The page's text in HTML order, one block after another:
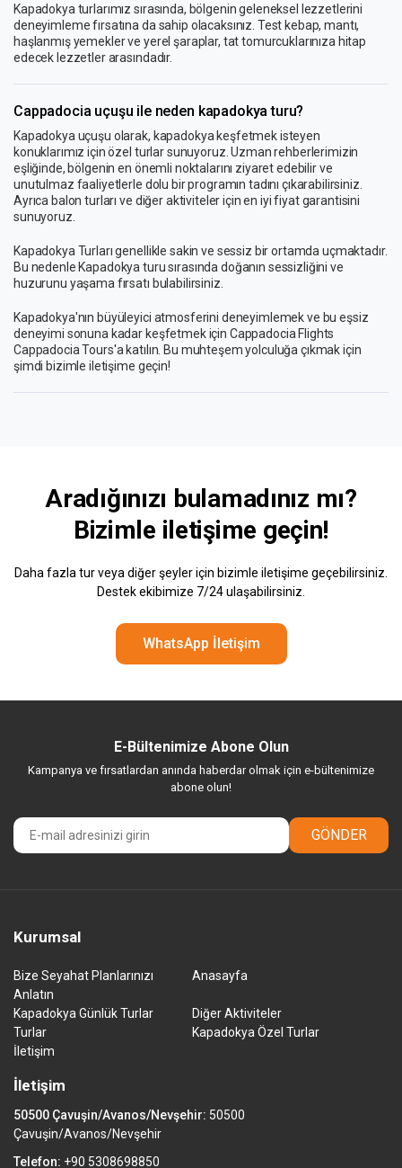
Kapadokya turlarımız sırasında, bölgenin geleneksel lezzetlerini
deneyimleme fırsatına da sahip olacaksınız. Test kebap, mantı,
haşlanmış yemekler ve yerel şaraplar, tat tomurcuklarınıza hitap
edecek lezzetler arasındadır.
Cappadocia uçuşu ile neden kapadokya turu?
Kapadokya uçuşu olarak, kapadokya keşfetmek isteyen
konuklarımız için özel turlar sunuyoruz. Uzman rehberlerimizin
eşliğinde, bölgenin en önemli noktalarını ziyaret edebilir ve
unutulmaz faaliyetlerle dolu bir programın tadını çıkarabilirsiniz.
Ayrıca balon turları ve diğer aktiviteler için en iyi fiyat garantisini
sunuyoruz.
Kapadokya Turları genellikle sakin ve sessiz bir ortamda uçmaktadır.
Bu nedenle Kapadokya turu sırasında doğanın sessizliğini ve
huzurunu yaşama fırsatı bulabilirsiniz.
Kapadokya'nın büyüleyici atmosferini deneyimlemek ve bu eşsiz
deneyimi sonuna kadar keşfetmek için Cappadocia Flights
Cappadocia Tours'a katılın. Bu muhteşem yolculuğa çıkmak için
şimdi bizimle iletişime geçin!
Aradığınızı bulamadınız mı?
Bizimle iletişime geçin!
Daha fazla tur veya diğer şeyler için bizimle iletişime geçebilirsiniz.
Destek ekibimize 7/24 ulaşabilirsiniz.
WhatsApp İletişim
E-Bültenimize Abone Olun
Kampanya ve fırsatlardan anında haberdar olmak için e-bültenimize
abone olun!
GÖNDER
Kurumsal
Bize Seyahat Planlarınızı
Anlatın
Anasayfa
Kapadokya Günlük Turlar
Diğer Aktiviteler
Turlar
Kapadokya Özel Turlar
İletişim
İletişim
50500 Çavuşin/Avanos/Nevşehir: 50500
Çavuşin/Avanos/Nevşehir
Telefon: +90 5308698850